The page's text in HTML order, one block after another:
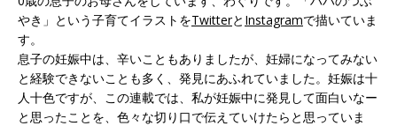
やき」という子育てイラストをTwitterと Instagramで描いていま
す。
息子の妊娠中は、辛いこともありましたが、妊婦になってみない
と経験できないことも多く、発見にあふれていました。妊娠は十
人十色ですが、この連載では、私が妊娠中に発見して面白いなー
と思ったことを、色々な切り口で伝えていけたらと思っていま